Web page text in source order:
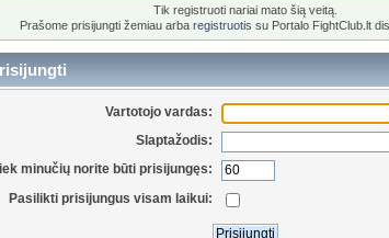
Tik registruoti nariai mato šią veitą.
Prašome prisijungti žemiau arba registruotis su Portalo FightClub.lt
Vartotojo vardas:
Slaptažodis:
minučių norite būti prisijungęs:
Pasilikti prisijungus visam laikui: